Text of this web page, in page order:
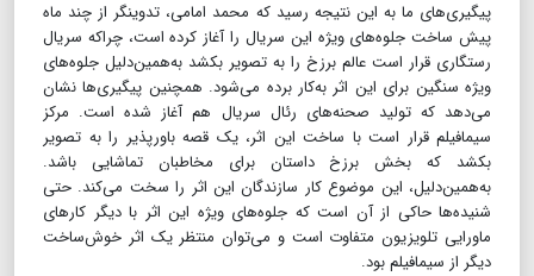
پیگیری‌های ما به این نتیجه رسید که محمد امامی، تدوینگر از چند ماه
پیش ساخت جلوه‌های ویژه این سریال را آغاز کرده است، چراکه سریال
رستگاری قرار است عالم برزخ را به تصویر بکشد به‌همین‌دلیل جلوه‌های
ویژه سنگین برای این اثر به‌کار برده می‌شود. همچنین پیگیری‌ها نشان
می‌دهد که تولید صحنه‌های رئال سریال هم آغاز شده است. مرکز
سیمافیلم قرار است با ساخت این اثر، یک قصه باورپذیر را به تصویر
بکشد که بخش برزخ داستان برای مخاطبان تماشایی باشد.
به‌همین‌دلیل، این موضوع کار سازندگان این اثر را سخت می‌کند. حتی
شنیده‌ها حاکی از آن است که جلوه‌های ویژه این اثر با دیگر کارهای
ماورایی تلویزیون متفاوت است و می‌توان منتظر یک اثر خوش‌ساخت
دیگر از سیمافیلم بود.